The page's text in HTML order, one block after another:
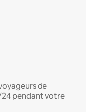
de
pendant votre